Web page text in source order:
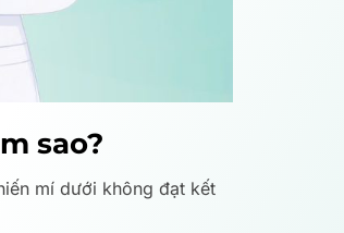
sao?
mí dưới không đạt kết